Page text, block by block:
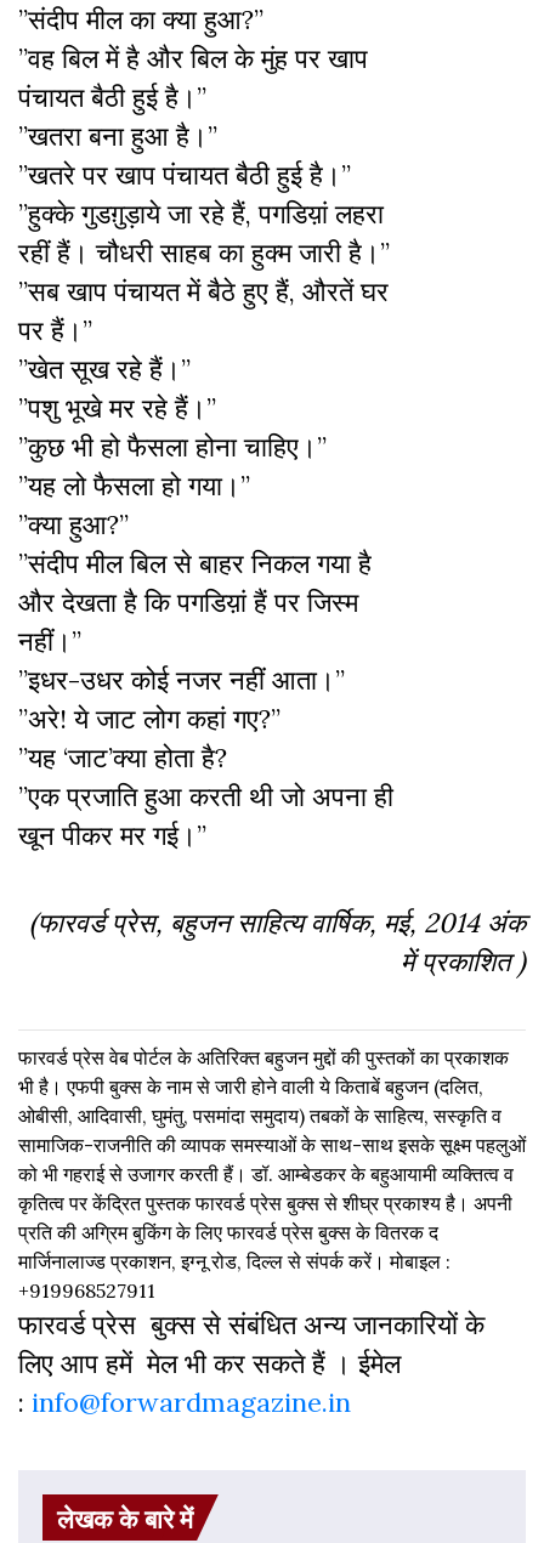
”संदीप मील का क्या हुआ?”
”वह बिल में है और बिल के मुंह पर खाप
पंचायत बैठी हुई है।”
”खतरा बना हुआ है।”
”खतरे पर खाप पंचायत बैठी हुई है।”
”हुक्के गुडग़ुड़ाये जा रहे हैं, पगडिय़ां लहरा
रहीं हैं। चौधरी साहब का हुक्म जारी है।”
”सब खाप पंचायत में बैठे हुए हैं, औरतें घर
पर हैं।”
”खेत सूख रहे हैं।”
”पशु भूखे मर रहे हैं।”
”कुछ भी हो फैसला होना चाहिए।”
”यह लो फैसला हो गया।”
”क्या हुआ?”
”संदीप मील बिल से बाहर निकल गया है
और देखता है कि पगडिय़ां हैं पर जिस्म
नहीं।”
”इधर-उधर कोई नजर नहीं आता।”
”अरे! ये जाट लोग कहां गए?”
”यह ‘जाट’क्या होता है?
”एक प्रजाति हुआ करती थी जो अपना ही
खून पीकर मर गई।”
(फारवर्ड प्रेस, बहुजन साहित्य वार्षिक, मई, 2014 अंक
में प्रकाशित )
फारवर्ड प्रेस वेब पोर्टल के अतिरिक्‍त बहुजन मुद्दों की पुस्‍तकों का प्रकाशक
भी है। एफपी बुक्‍स के नाम से जारी होने वाली ये किताबें बहुजन (दलित,
ओबीसी, आदिवासी, घुमंतु, पसमांदा समुदाय) तबकों के साहित्‍य, सस्‍क‍ृति व
सामाजिक-राजनीति की व्‍यापक समस्‍याओं के साथ-साथ इसके सूक्ष्म पहलुओं
को भी गहराई से उजागर करती हैं। डॉ. आम्बेडकर के बहुआयामी व्यक्तित्व व
कृतित्व पर केंद्रित पुस्तक फारवर्ड प्रेस बुक्स से शीघ्र प्रकाश्य है। अपनी
प्रति की अग्रिम बुकिंग के लिए फारवर्ड प्रेस बुक्स के वितरक द
मार्जिनालाज्ड प्रकाशन, इग्नू रोड, दिल्ल से संपर्क करें। मोबाइल :
+919968527911
फारवर्ड प्रेस बुक्स से संबंधित अन्य जानकारियों के
लिए आप हमें मेल भी कर सकते हैं । ईमेल
: info@forwardmagazine.in
लेखक के बारे में